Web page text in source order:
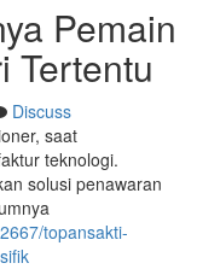
Pemain
Tertentu
Discuss
saat
teknologi.
solusi penawaran
topansakti-